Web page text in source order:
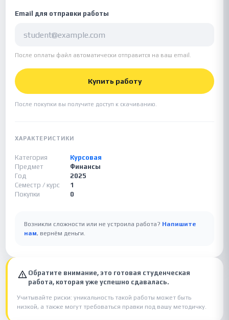
Email для отправки работы
После оплаты файл автоматически отправится на ваш email.
Купить работу
После покупки вы получите доступ к скачиванию.
ХАРАКТЕРИСТИКИ
Категория
Курсовая
Предмет
Финансы
Год
2025
Семестр / курс
1
Покупки
0
Возникли сложности или не устроила работа? Напишите
нам, вернём деньги.
Обратите внимание, это готовая студенческая
работа, которая уже успешно сдавалась.
Учитывайте риски: уникальность такой работы может быть
низкой, а также могут требоваться правки под вашу методичку.